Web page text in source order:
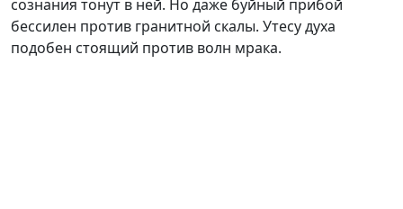
сознания тонут в ней. Но даже буйный прибой
бессилен против гранитной скалы. Утесу духа
подобен стоящий против волн мрака.